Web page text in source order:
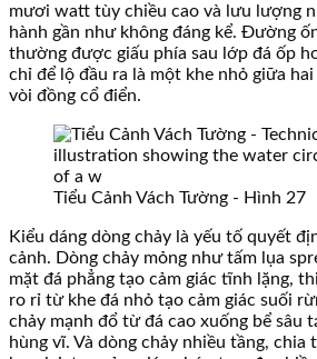
mươi watt tùy chiều cao và lưu lượng
hành gần như không đáng kể. Đường
thường được giấu phía sau lớp đá ốp
chỉ để lộ đầu ra là một khe nhỏ giữa
vòi đồng cổ điển.
Tiểu Cảnh Vách Tường - Hình 27
Kiểu dáng dòng chảy là yếu tố quyết
cảnh. Dòng chảy mỏng như tấm lụa
mặt đá phẳng tạo cảm giác tĩnh lặng,
ro rỉ từ khe đá nhỏ tạo cảm giác suối
chảy mạnh đổ từ đá cao xuống bể sâu
hùng vĩ. Và dòng chảy nhiều tầng, chia